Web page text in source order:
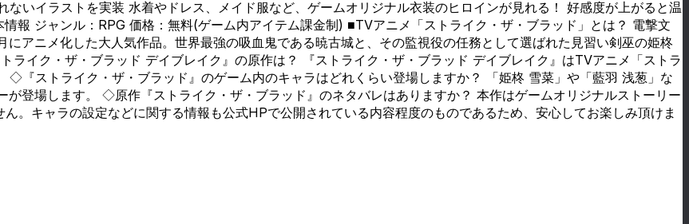
いイラストを実装 水着やドレス、メイド服など、ゲームオリジナル衣装のヒロインが見れる！ 好感度が上がると温
報 ジャンル：RPG 価格：無料(ゲーム内アイテム課金制) ■TVアニメ「ストライク・ザ・ブラッド」とは？ 電撃文
アニメ化した大人気作品。世界最強の吸血鬼である暁古城と、その監視役の任務として選ばれた見習い剣巫の姫柊
イク・ザ・ブラッド デイブレイク』の原作は？ 『ストライク・ザ・ブラッド デイブレイク』はTVアニメ「ストラ
『ストライク・ザ・ブラッド』のゲーム内のキャラはどれくらい登場しますか？ 「姫柊 雪菜」や「藍羽 浅葱」な
登場します。 ◇原作『ストライク・ザ・ブラッド』のネタバレはありますか？ 本作はゲームオリジナルストーリー
。キャラの設定などに関する情報も公式HPで公開されている内容程度のものであるため、安心してお楽しみ頂けま